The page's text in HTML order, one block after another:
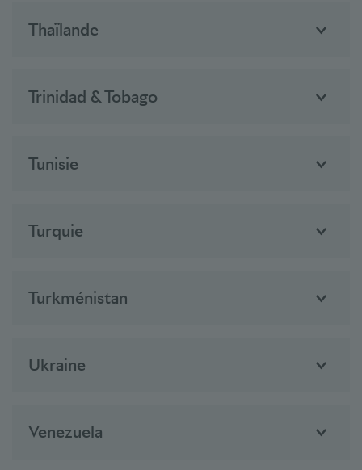
Thaïlande
Trinidad & Tobago
Tunisie
Turquie
Turkménistan
Ukraine
Venezuela